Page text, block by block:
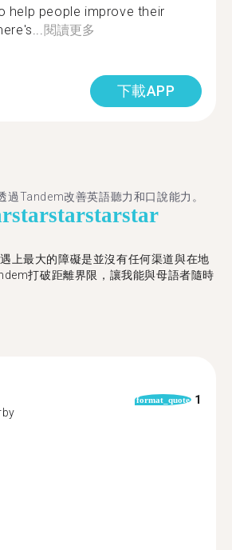
help people improve their
閱讀更多
下載APP
過Tandem改善英語聽力和口說能力。
starstarstarstar
上最大的障礙是並沒有任何渠道與在地
打破距離界限，讓我能與母語者隨時
format_quote 1